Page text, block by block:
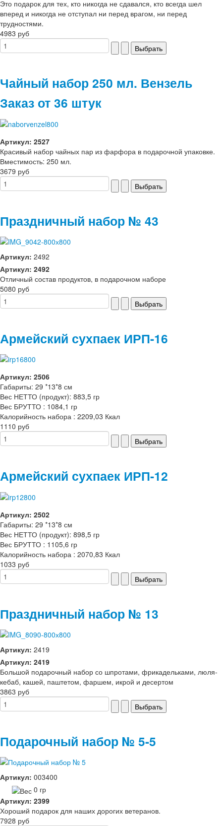
Это подарок для тех, кто никогда не сдавался, кто всегда шел
вперед и никогда не отступал ни перед врагом, ни перед
трудностями.
4983 руб
Чайный набор 250 мл. Вензель
Заказ от 36 штук
Артикул: 2527
Красивый набор чайных пар из фарфора в подарочной упаковке.
Вместимость: 250 мл.
3679 руб
Праздничный набор № 43
Артикул: 2492
Артикул: 2492
Отличный состав продуктов, в подарочном наборе
5080 руб
Армейский сухпаек ИРП-16
Артикул: 2506
Габариты: 29 *13*8 см
Вес НЕТТО (продукт): 883,5 гр
Вес БРУТТО : 1084,1 гр
Калорийность набора : 2209,03 Ккал
1110 руб
Армейский сухпаек ИРП-12
Артикул: 2502
Габариты: 29 *13*8 см
Вес НЕТТО (продукт): 898,5 гр
Вес БРУТТО : 1105,6 гр
Калорийность набора : 2070,83 Ккал
1033 руб
Праздничный набор № 13
Артикул: 2419
Артикул: 2419
Большой подарочный набор со шпротами, фрикадельками, люля-
кебаб, кашей, паштетом, фаршем, икрой и десертом
3863 руб
Подарочный набор № 5-5
Артикул: 003400
0 гр
Артикул: 2399
Хороший подарок для наших дорогих ветеранов.
7928 руб